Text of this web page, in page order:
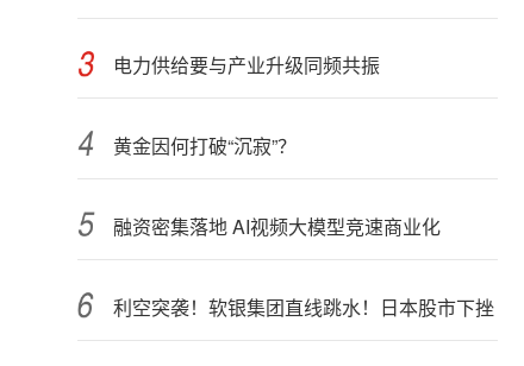
电力供给要与产业升级同频共振
黄金因何打破“沉寂”？
融资密集落地 AI视频大模型竞速商业化
利空突袭！软银集团直线跳水！日本股市下挫